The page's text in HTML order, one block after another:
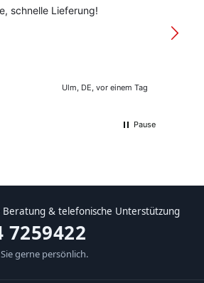
schnelle Lieferung!
Ulm, DE, vor einem Tag
Pause
Beratung & telefonische Unterstützung
7259422
gerne persönlich.